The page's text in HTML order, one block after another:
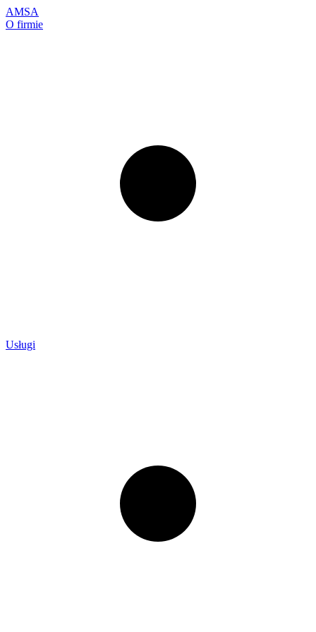
AMSA
O firmie
Usługi